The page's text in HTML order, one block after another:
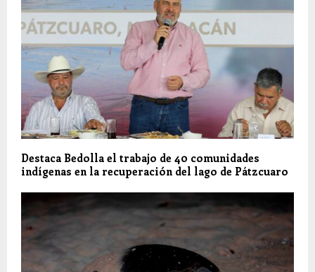
Destaca Bedolla el trabajo de 40 comunidades
indígenas en la recuperación del lago de Pátzcuaro